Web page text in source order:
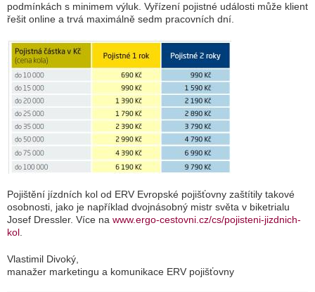
podmínkách s minimem výluk. Vyřízení pojistné události může klient
řešit online a trvá maximálně sedm pracovních dní.
Pojištění jízdních kol od ERV Evropské pojišťovny zaštítily takové
osobnosti, jako je například dvojnásobný mistr světa v biketrialu
Josef Dressler. Více na www.ergo-cestovni.cz/cs/pojisteni-jizdnich-
kol
Vlastimil Divoký,
manažer marketingu a komunikace ERV pojišťovny